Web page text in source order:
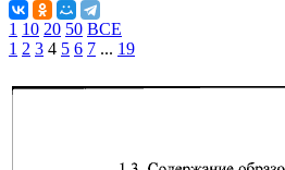
1 10 20 50 ВСЕ
1 2 3 4 5 6 7 ... 19